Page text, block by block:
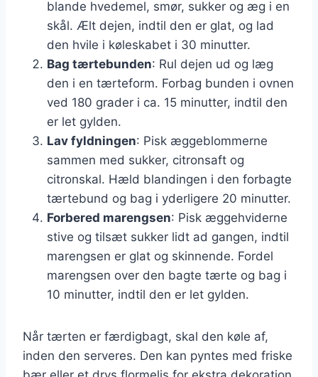
blande hvedemel, smør, sukker og æg i en
skål. Ælt dejen, indtil den er glat, og lad
den hvile i køleskabet i 30 minutter.
Bag tærtebunden: Rul dejen ud og læg
den i en tærteform. Forbag bunden i ovnen
ved 180 grader i ca. 15 minutter, indtil den
er let gylden.
Lav fyldningen: Pisk æggeblommerne
sammen med sukker, citronsaft og
citronskal. Hæld blandingen i den forbagte
tærtebund og bag i yderligere 20 minutter.
Forbered marengsen: Pisk æggehviderne
stive og tilsæt sukker lidt ad gangen, indtil
marengsen er glat og skinnende. Fordel
marengsen over den bagte tærte og bag i
10 minutter, indtil den er let gylden.
Når tærten er færdigbagt, skal den køle af,
inden den serveres. Den kan pyntes med friske